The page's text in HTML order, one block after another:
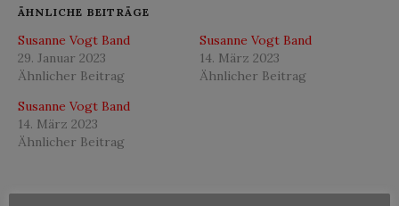
ÄHNLICHE BEITRÄGE
Susanne Vogt Band
29. Januar 2023
Ähnlicher Beitrag
Susanne Vogt Band
14. März 2023
Ähnlicher Beitrag
Susanne Vogt Band
14. März 2023
Ähnlicher Beitrag